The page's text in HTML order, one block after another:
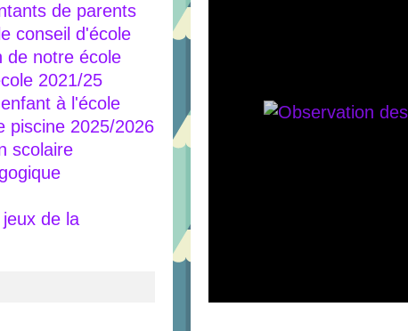
de parents
conseil d'école
de notre école
2021/25
à l'école
piscine 2025/2026
scolaire
de la